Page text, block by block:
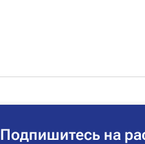
Подпишитесь на